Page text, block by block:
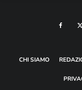
CHI SIAMO